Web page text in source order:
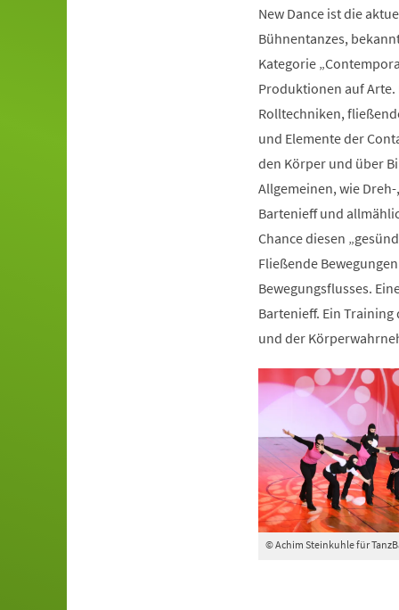
New Dance ist die
Bühnentanzes,
Kategorie
Produktionen auf Arte.
Rolltechniken,
und Elemente der
den Körper und über
Allgemeinen, wie
Bartenieff und
Chance diesen
Fließende
Bewegungsflusses.
Bartenieff. Ein
und der
© Achim Steinkuhle für